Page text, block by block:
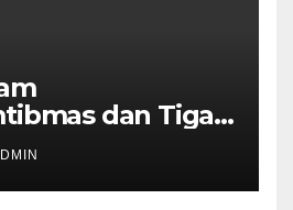
dan Tiga
Ungaran
Warga
Ronda